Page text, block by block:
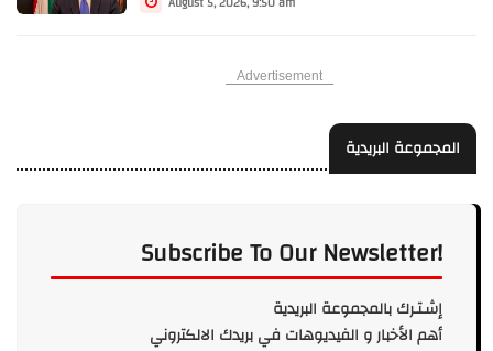
Advertisement
المجموعة البريدية
Subscribe To Our Newsletter!
إشـتـرك بالمجموعة البريدية
أهم الأخبار و الفيديوهات في بريدك الالكتروني